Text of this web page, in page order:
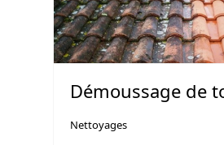
Démoussage de
Nettoyages